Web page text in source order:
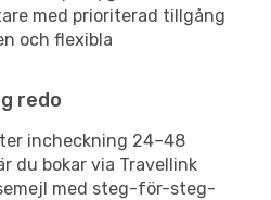
med prioriterad tillgång
och flexibla
redo
incheckning 24–48
du bokar via Travellink
med steg-för-steg-